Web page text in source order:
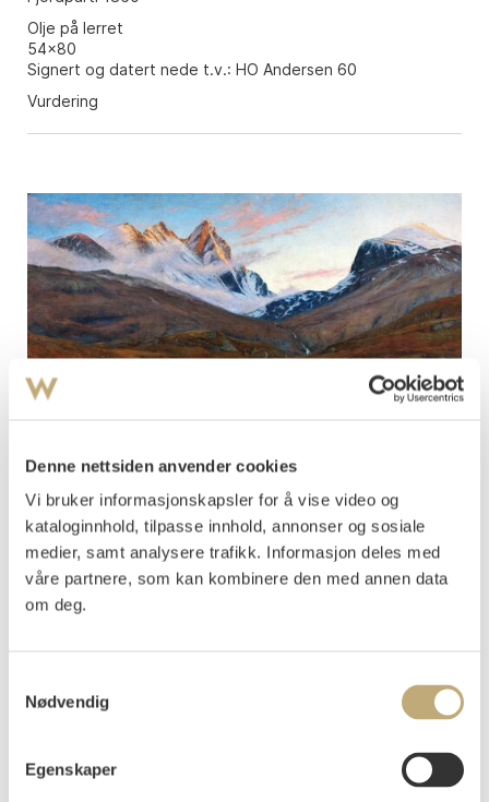
Denne nettsiden anvender cookies
Vi bruker informasjonskapsler for å vise video og
kataloginnhold, tilpasse innhold, annonser og sosiale
medier, samt analysere trafikk. Informasjon deles med
våre partnere, som kan kombinere den med annen data
om deg.
Nødvendig
Egenskaper
Olje på lerret
54x80
Signert og datert nede t.v.: HO Andersen 60
Vurdering
11
Kaulum, Haakon (1863-1933)
Store Skagastølstind 1897
Olje på lerret
170x290